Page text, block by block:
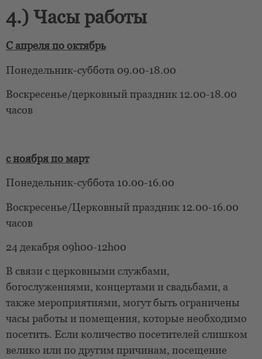
4.) Часы работы
С апреля по октябрь
Понедельник-суббота 09.00-18.00
Воскресенье/церковный праздник 12.00-18.00
часов
с ноября по март
Понедельник-суббота 10.00-16.00
Воскресенье/Церковный праздник 12.00-16.00
часов
24 декабря 09h00-12h00
В связи с церковными службами,
богослужениями, концертами и свадьбами, а
также мероприятиями, могут быть ограничены
часы работы и помещения, которые необходимо
посетить. Если количество посетителей слишком
велико или по другим причинам, посещение